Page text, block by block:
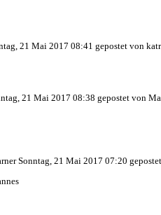
21 Mai 2017 08:41 gepostet von
21 Mai 2017 08:38 gepostet von
Sonntag, 21 Mai 2017 07:20